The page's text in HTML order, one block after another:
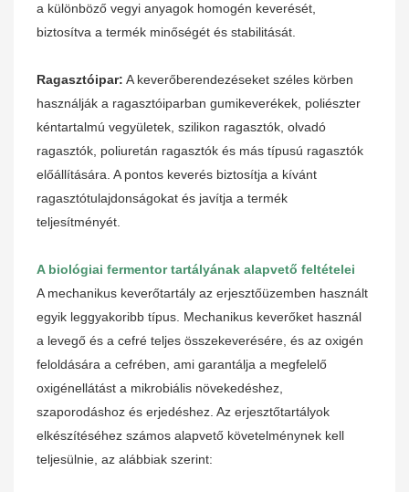
a különböző vegyi anyagok homogén keverését,
biztosítva a termék minőségét és stabilitását.
Ragasztóipar: A keverőberendezéseket széles körben
használják a ragasztóiparban gumikeverékek, poliészter
kéntartalmú vegyületek, szilikon ragasztók, olvadó
ragasztók, poliuretán ragasztók és más típusú ragasztók
előállítására. A pontos keverés biztosítja a kívánt
ragasztótulajdonságokat és javítja a termék
teljesítményét.
A biológiai fermentor tartályának alapvető feltételei
A mechanikus keverőtartály az erjesztőüzemben használt
egyik leggyakoribb típus. Mechanikus keverőket használ
a levegő és a cefré teljes összekeverésére, és az oxigén
feloldására a cefrében, ami garantálja a megfelelő
oxigénellátást a mikrobiális növekedéshez,
szaporodáshoz és erjedéshez. Az erjesztőtartályok
elkészítéséhez számos alapvető követelménynek kell
teljesülnie, az alábbiak szerint: